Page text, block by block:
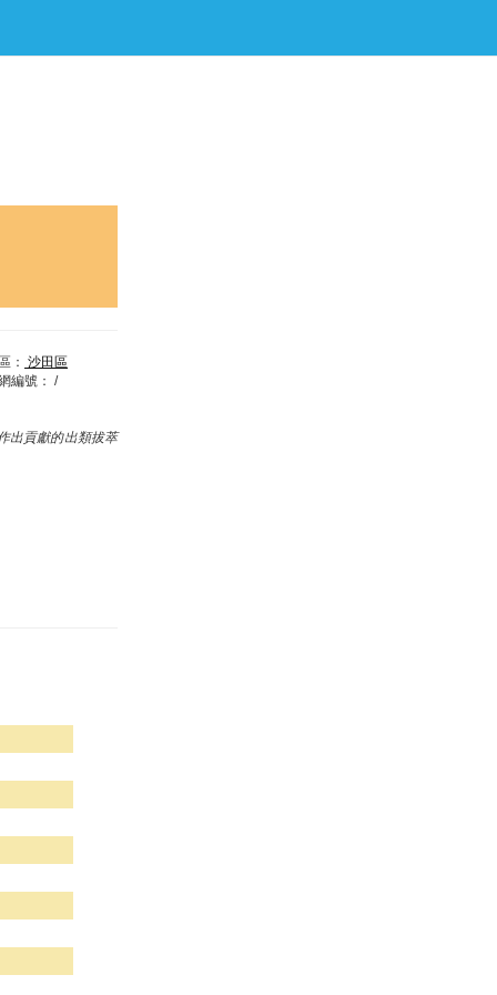
： 沙田區
編號： /
出貢獻的出類拔萃